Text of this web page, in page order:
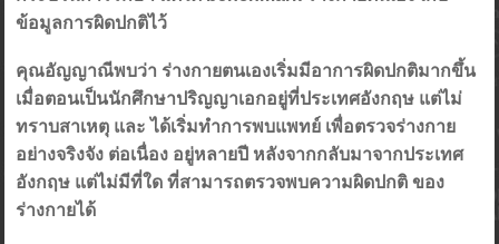
ข้อมูลการผิดปกติไว้
คุณอัญญาณีพบว่า ร่างกายตนเองเริ่มมีอาการผิดปกติมากขึ้น
เมื่อตอนเป็นนักศึกษาปริญญาเอกอยู่ที่ประเทศอังกฤษ แต่ไม่
ทราบสาเหตุ และ ได้เริ่มทำการพบแพทย์ เพื่อตรวจร่างกาย
อย่างจริงจัง ต่อเนื่อง อยู่หลายปี หลังจากกลับมาจากประเทศ
อังกฤษ แต่ไม่มีที่ใด ที่สามารถตรวจพบความผิดปกติ ของ
ร่างกายได้